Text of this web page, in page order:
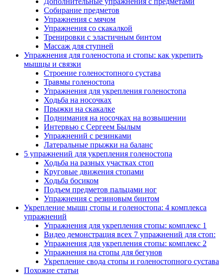
Собирание предметов
Упражнения с мячом
Упражнения со скакалкой
Тренировки с эластичным бинтом
Массаж для ступней
Упражнения для голеностопа и стопы: как укрепить
мышцы и связки
Строение голеностопного сустава
Травмы голеностопа
Упражнения для укрепления голеностопа
Ходьба на носочках
Прыжки на скакалке
Поднимания на носочках на возвышении
Интервью с Сергеем Былым
Упражнений с резинками
Латеральные прыжки на баланс
5 упражнений для укрепления голеностопа
Ходьба на разных участках стоп
Круговые движения стопами
Ходьба босиком
Подъем предметов пальцами ног
Упражнения с резиновым бинтом
Укрепление мышц стопы и голеностопа: 4 комплекса
упражнений
Упражнения для укрепления стопы: комплекс 1
Видео демонстрация всех 7 упражнений для стоп:
Упражнения для укрепления стопы: комплекс 2
Упражнения на стопы для бегунов
Укрепление свода стопы и голеностопного сустава
Похожие статьи